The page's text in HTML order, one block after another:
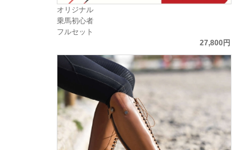
オリジナル
乗馬初心者
フルセット
27,800円